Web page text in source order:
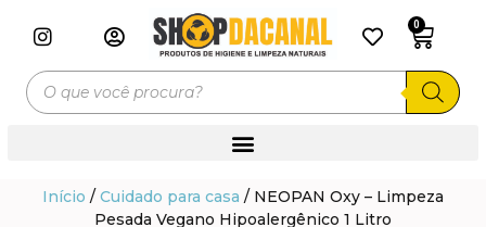
0
Início / Cuidado para casa / NEOPAN Oxy – Limpeza
Pesada Vegano Hipoalergênico 1 Litro